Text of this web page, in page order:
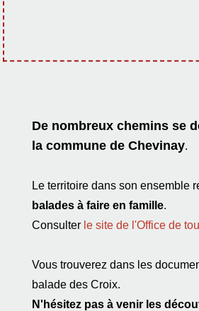
De nombreux chemins se
la commune de Chevinay.
Le territoire dans son ensemble
balades à faire en famille.
Consulter le site de l'Office de
Vous trouverez dans les
balade des Croix.
N'hésitez pas à venir les